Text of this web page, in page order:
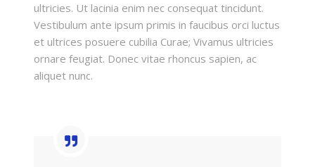
ultricies. Ut lacinia enim nec consequat tincidunt.
Vestibulum ante ipsum primis in faucibus orci luctus
et ultrices posuere cubilia Curae; Vivamus ultricies
ornare feugiat. Donec vitae rhoncus sapien, ac
aliquet nunc.